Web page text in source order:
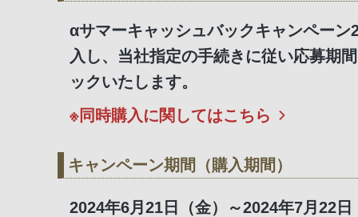
αサマーキャッシュバックキャンペー
入し、当社指定の手続きに従い応募期
ックいたします。
※同時購入に関してはこちら
キャンペーン期間（購入期間）
2024年6月21日（金）～2024年7月22日